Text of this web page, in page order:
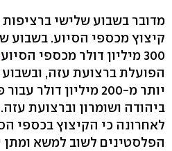
מדובר בשבוע שלישי
קיצוץ מכספי הסיוע. בשבוע
300 מיליון דולר מכספי הסיוע
הפועלת ברצועת עזה,
יותר מ-200 מיליון
ביהודה ושומרון וברצועת
לאחרונה כי הקיצוץ בכספי
הפלסטינים לשוב למשא ומתן